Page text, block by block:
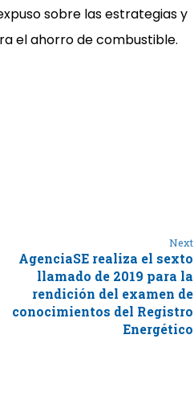
sobre las estrategias y
el ahorro de combustible.
Next
AgenciaSE realiza el sexto
llamado de 2019 para la
rendición del examen de
conocimientos del Registro
Energético